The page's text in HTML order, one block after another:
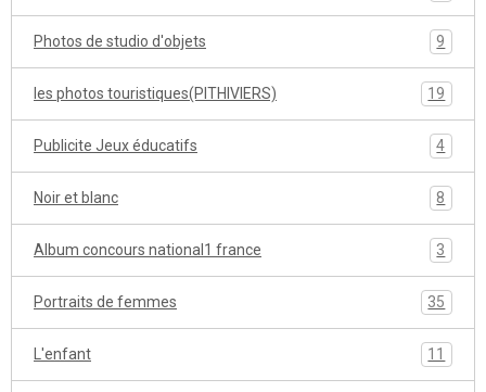
Photos de studio d'objets 9
les photos touristiques(PITHIVIERS) 19
Publicite Jeux éducatifs 4
Noir et blanc 8
Album concours national1 france 3
Portraits de femmes 35
L'enfant 11